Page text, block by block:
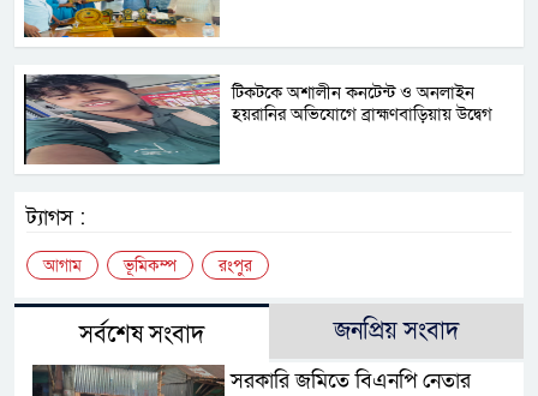
টিকটকে অশালীন কনটেন্ট ও অনলাইন
হয়রানির অভিযোগে ব্রাহ্মণবাড়িয়ায় উদ্বেগ
ট্যাগস :
আগাম ভূমিকম্প রংপুর
সর্বশেষ সংবাদ জনপ্রিয় সংবাদ
সরকারি জমিতে বিএনপি নেতার